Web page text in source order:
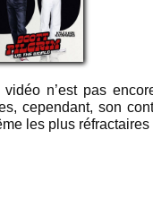
vidéo n’est pas
cependant, son
les plus